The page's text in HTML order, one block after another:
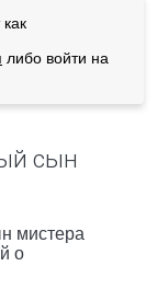
либо войти на
сын
мистера
о